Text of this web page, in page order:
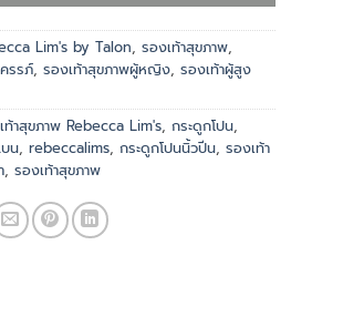
Lim's by Talon, รองเท้าสุขภาพ,
รรภ์, รองเท้าสุขภาพผู้หญิง, รองเท้าผู้สูง
ท้าสุขภาพ Rebecca Lim's, กระดูกโปน,
บน, rebeccalims, กระดูกโปนนิ้วปีน, รองเท้า
, รองเท้าสุขภาพ